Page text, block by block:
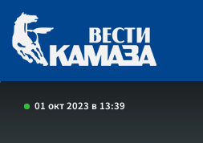
01 окт 2023 в 13:39